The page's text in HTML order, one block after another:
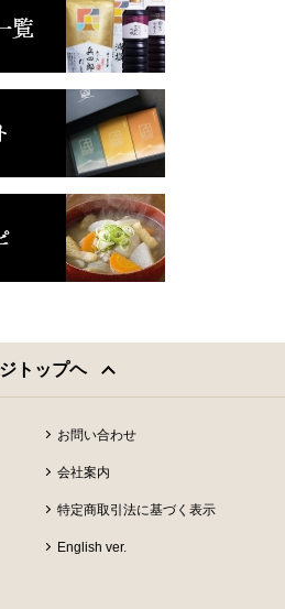
トップヘ
お問い合わせ
会社案内
特定商取引法に基づく表示
English ver.